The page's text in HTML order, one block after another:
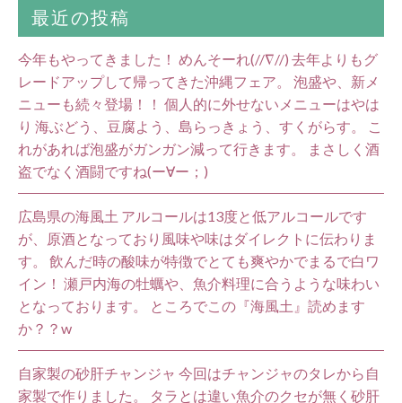
最近の投稿
今年もやってきました！ めんそーれ(//∇//) 去年よりもグ
レードアップして帰ってきた沖縄フェア。 泡盛や、新メ
ニューも続々登場！！ 個人的に外せないメニューはやは
り 海ぶどう、豆腐よう、島らっきょう、すくがらす。 こ
れがあれば泡盛がガンガン減って行きます。 まさしく酒
盗でなく酒闘ですね(ー∀ー；)
広島県の海風土 アルコールは13度と低アルコールです
が、原酒となっており風味や味はダイレクトに伝わりま
す。 飲んだ時の酸味が特徴でとても爽やかでまるで白ワ
イン！ 瀬戸内海の牡蠣や、魚介料理に合うような味わい
となっております。 ところでこの『海風土』読めます
か？？w
自家製の砂肝チャンジャ 今回はチャンジャのタレから自
家製で作りました。 タラとは違い魚介のクセが無く砂肝